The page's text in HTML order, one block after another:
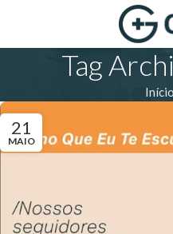
Tag
Início
21
MAIO